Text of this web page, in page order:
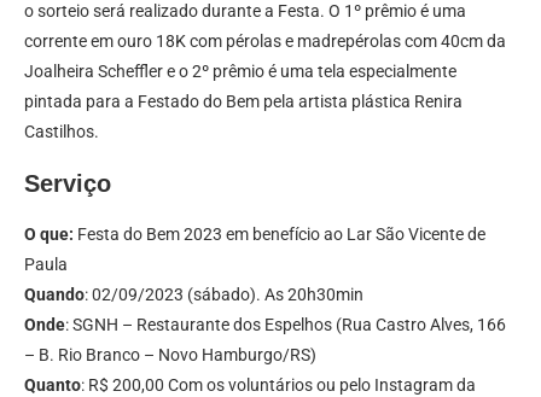
o sorteio será realizado durante a Festa. O 1º prêmio é uma
corrente em ouro 18K com pérolas e madrepérolas com 40cm da
Joalheira Scheffler e o 2º prêmio é uma tela especialmente
pintada para a Festado do Bem pela artista plástica Renira
Castilhos.
Serviço
O que: Festa do Bem 2023 em benefício ao Lar São Vicente de
Paula
Quando: 02/09/2023 (sábado). As 20h30min
Onde: SGNH – Restaurante dos Espelhos (Rua Castro Alves, 166
– B. Rio Branco – Novo Hamburgo/RS)
Quanto: R$ 200,00 Com os voluntários ou pelo Instagram da